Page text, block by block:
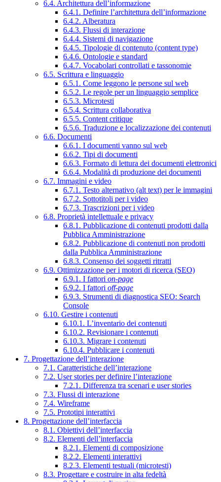
6.4. Architettura dell’informazione
6.4.1. Definire l’architettura dell’informazione
6.4.2. Alberatura
6.4.3. Flussi di interazione
6.4.4. Sistemi di navigazione
6.4.5. Tipologie di contenuto (content type)
6.4.6. Ontologie e standard
6.4.7. Vocabolari controllati e tassonomie
6.5. Scrittura e linguaggio
6.5.1. Come leggono le persone sul web
6.5.2. Le regole per un linguaggio semplice
6.5.3. Microtesti
6.5.4. Scrittura collaborativa
6.5.5. Content critique
6.5.6. Traduzione e localizzazione dei contenuti
6.6. Documenti
6.6.1. I documenti vanno sul web
6.6.2. Tipi di documenti
6.6.3. Formato di lettura dei documenti elettronici
6.6.4. Modalità di produzione dei documenti
6.7. Immagini e video
6.7.1. Testo alternativo (alt text) per le immagini
6.7.2. Sottotitoli per i video
6.7.3. Trascrizioni per i video
6.8. Proprietà intellettuale e privacy
6.8.1. Pubblicazione di contenuti prodotti dalla
Pubblica Amministrazione
6.8.2. Pubblicazione di contenuti non prodotti
dalla Pubblica Amministrazione
6.8.3. Consenso dei soggetti ritratti
6.9. Ottimizzazione per i motori di ricerca (SEO)
6.9.1. I fattori on-page
6.9.2. I fattori off-page
6.9.3. Strumenti di diagnostica SEO: Search
Console
6.10. Gestire i contenuti
6.10.1. L’inventario dei contenuti
6.10.2. Revisionare i contenuti
6.10.3. Migrare i contenuti
6.10.4. Pubblicare i contenuti
7. Progettazione dell’interazione
7.1. Caratteristiche dell’interazione
7.2. User stories per definire l’interazione
7.2.1. Differenza tra scenari e user stories
7.3. Flussi di interazione
7.4. Wireframe
7.5. Prototipi interattivi
8. Progettazione dell’interfaccia
8.1. Obiettivi dell’interfaccia
8.2. Elementi dell’interfaccia
8.2.1. Elementi di composizione
8.2.2. Elementi interattivi
8.2.3. Elementi testuali (microtesti)
8.3. Progettare e costruire in alta fedeltà